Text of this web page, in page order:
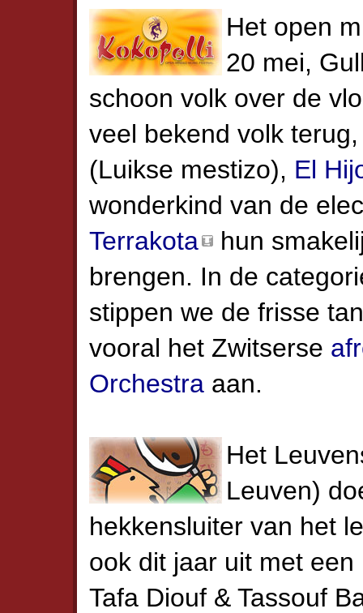
Het open
20 mei,
schoon volk over de
veel bekend volk
(Luikse mestizo), El
wonderkind van de
Terrakota
hun
brengen. In de
stippen we de frisse
vooral het Zwitserse
Orchestra aan.
Het
Leuven)
hekkensluiter van het
ook dit jaar uit met
Tafa Diouf & Tassouf